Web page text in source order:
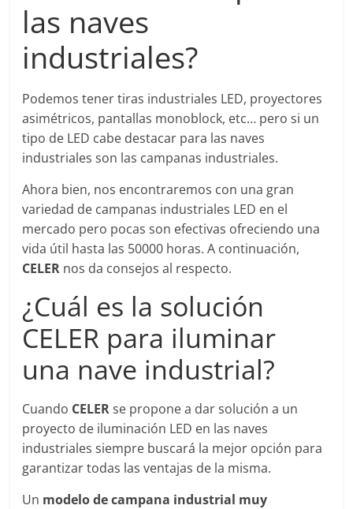
las naves
industriales?
Podemos tener tiras industriales LED, proyectores
asimétricos, pantallas monoblock, etc… pero si un
tipo de LED cabe destacar para las naves
industriales son las campanas industriales.
Ahora bien, nos encontraremos con una gran
variedad de campanas industriales LED en el
mercado pero pocas son efectivas ofreciendo una
vida útil hasta las 50000 horas. A continuación,
CELER nos da consejos al respecto.
¿Cuál es la solución
CELER para iluminar
una nave industrial?
Cuando CELERse propone a dar solución a un
proyecto de iluminación LED en las naves
industriales siempre buscará la mejor opción para
garantizar todas las ventajas de la misma.
Un modelo de campana industrial muy